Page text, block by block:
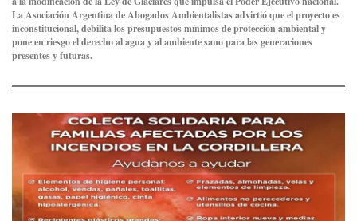
La Asociación Argentina de Abogados Ambientalistas advirtió que el proyecto es
inconstitucional, debilita los presupuestos mínimos de protección ambiental y
pone en riesgo el derecho al agua y al ambiente sano para las generaciones
presentes y futuras.